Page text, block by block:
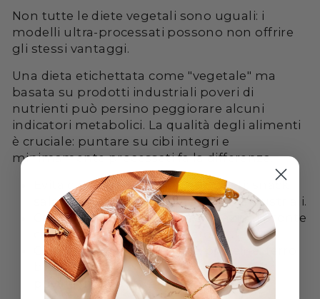
Non tutte le diete vegetali sono uguali: i
modelli ultra-processati possono non offrire
gli stessi vantaggi.
Una dieta etichettata come "vegetale" ma
basata su prodotti industriali poveri di
nutrienti può persino peggiorare alcuni
indicatori metabolici. La qualità degli alimenti
è cruciale: puntare su cibi integri e
minimamente processati fa la differenza.
Evita cibi vegetali ultra-processati: snack
salati, sostituti iper-salati o dolci industriali.
Controlla il sale: molte preparazioni pronte
contengono sodio nascosto.
Garantisci nutrienti chiave: proteine, ferro
biodisponibile e B12 se la dieta è molto
povera di prodotti animali.